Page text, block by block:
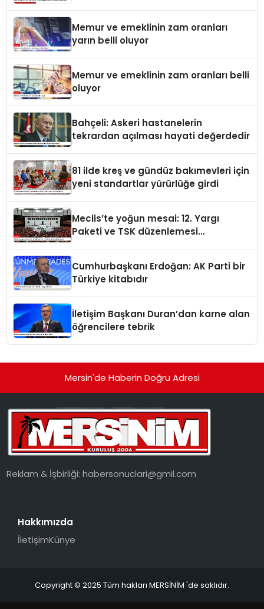
Memur ve emeklinin zam oranları
yarın belli oluyor
Memur ve emeklinin zam oranları belli
oluyor
Bahçeli: Askeri hastanelerin
tekrardan açılması hayati değerdedir
81 ilde kreş ve gündüz bakımevleri için
yeni standartlar yürürlüğe girdi
Meclis’te yoğun mesai: 12. Yargı
Paketi ve TSK düzenlemesi
Cumhurbaşkanı Erdoğan: AK Parti bir
Türkiye kitabıdır
İletişim Başkanı Duran’dan karne alan
öğrencilere tebrik
Mersin'de Haberin Doğru Adresi
Reklam & İşbirliği:habersonuclari@gmil.com
Hakkımızda
İletişimKünye
Copyright © 2025 Tüm hakları MERSİNİM 'de saklıdır.